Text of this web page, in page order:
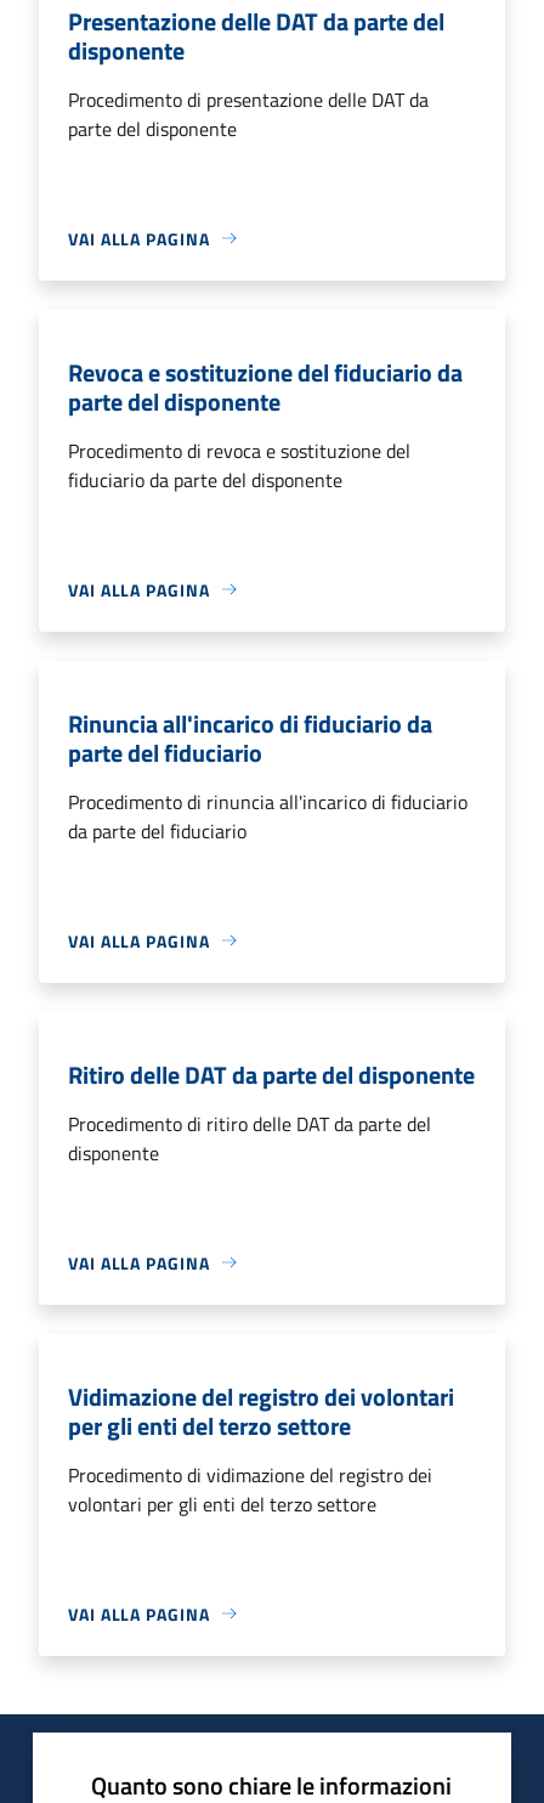
Presentazione delle DAT da parte del
disponente
Procedimento di presentazione delle DAT da
parte del disponente
VAI ALLA PAGINA
Revoca e sostituzione del fiduciario da
parte del disponente
Procedimento di revoca e sostituzione del
fiduciario da parte del disponente
VAI ALLA PAGINA
Rinuncia all'incarico di fiduciario da
parte del fiduciario
Procedimento di rinuncia all'incarico di fiduciario
da parte del fiduciario
VAI ALLA PAGINA
Ritiro delle DAT da parte del disponente
Procedimento di ritiro delle DAT da parte del
disponente
VAI ALLA PAGINA
Vidimazione del registro dei volontari
per gli enti del terzo settore
Procedimento di vidimazione del registro dei
volontari per gli enti del terzo settore
VAI ALLA PAGINA
Quanto sono chiare le informazioni